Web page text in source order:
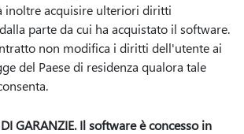
inoltre acquisire ulteriori diritti
parte da cui ha acquistato il software.
non modifica i diritti dell'utente ai
del Paese di residenza qualora tale
DI GARANZIE. Il software è concesso in